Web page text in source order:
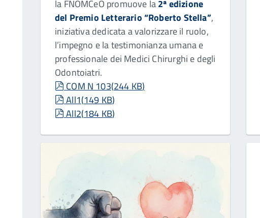
la FNOMCeO promuove la2ª edizione
del Premio Letterario “Roberto Stella”,
iniziativa dedicata a valorizzare il ruolo,
l’impegno e la testimonianza umana e
professionale dei Medici Chirurghi e degli
Odontoiatri.
pdf
COM N 103(244 KB)
pdf
All1(149 KB)
pdf
All2(184 KB)